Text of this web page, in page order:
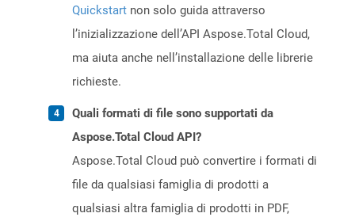
Quickstart non solo guida attraverso
l’inizializzazione dell’API Aspose.Total Cloud,
ma aiuta anche nell’installazione delle librerie
richieste.
Quali formati di file sono supportati da
Aspose.Total Cloud API?
Aspose.Total Cloud può convertire i formati di
file da qualsiasi famiglia di prodotti a
qualsiasi altra famiglia di prodotti in PDF,